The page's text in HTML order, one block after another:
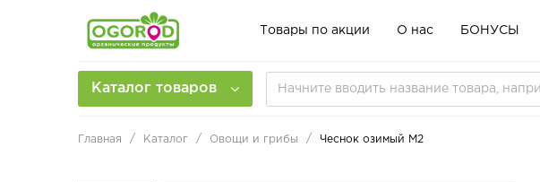
Товары по акции О нас БОНУСЫ
Каталог товаров
Главная Каталог Овощи и грибы Чеснок озимый М2